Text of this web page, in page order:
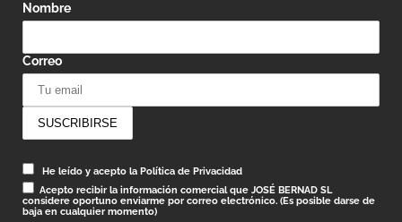
Nombre
Correo
He leído y acepto la Política de Privacidad
Acepto recibir la información comercial que JOSÉ BERNAD SL
considere oportuno enviarme por correo electrónico. (Es posible darse de
baja en cualquier momento)